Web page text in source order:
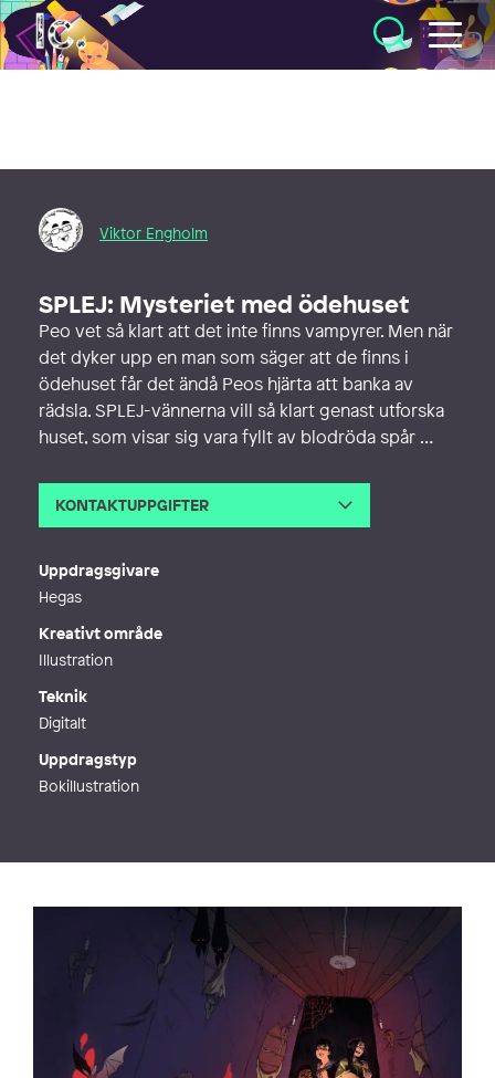
Illustratörcentrum
Viktor Engholm
SPLEJ: Mysteriet med ödehuset
Peo vet så klart att det inte finns vampyrer. Men när
det dyker upp en man som säger att de finns i
ödehuset får det ändå Peos hjärta att banka av
rädsla. SPLEJ-vännerna vill så klart genast utforska
huset, som visar sig vara fyllt av blodröda spår …
KONTAKTUPPGIFTER
Uppdragsgivare
Hegas
Kreativt område
Illustration
Teknik
Digitalt
Uppdragstyp
Bokillustration